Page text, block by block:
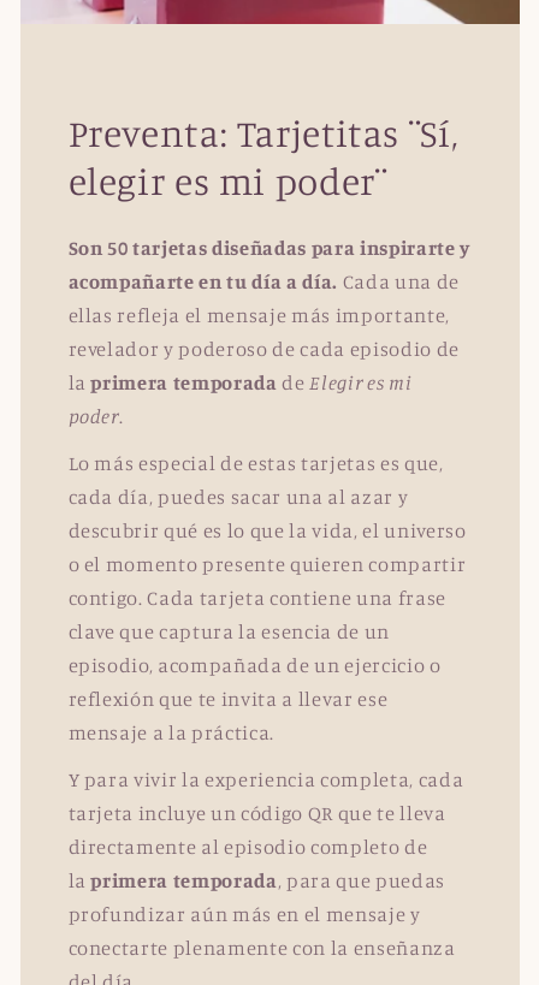
Preventa: Tarjetitas ¨Sí,
elegir es mi poder¨
Son 50 tarjetas diseñadas para inspirarte y
acompañarte en tu día a día. Cada una de
ellas refleja el mensaje más importante,
revelador y poderoso de cada episodio de
laprimera temporada deElegir es mi
poder.
Lo más especial de estas tarjetas es que,
cada día, puedes sacar una al azar y
descubrir qué es lo que la vida, el universo
o el momento presente quieren compartir
contigo. Cada tarjeta contiene una frase
clave que captura la esencia de un
episodio, acompañada de un ejercicio o
reflexión que te invita a llevar ese
mensaje a la práctica.
Y para vivir la experiencia completa, cada
tarjeta incluye un código QR que te lleva
directamente al episodio completo de
laprimera temporada, para que puedas
profundizar aún más en el mensaje y
conectarte plenamente con la enseñanza